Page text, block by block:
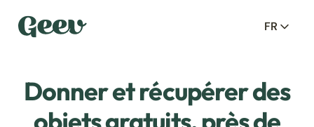
FR
Donner et récupérer des